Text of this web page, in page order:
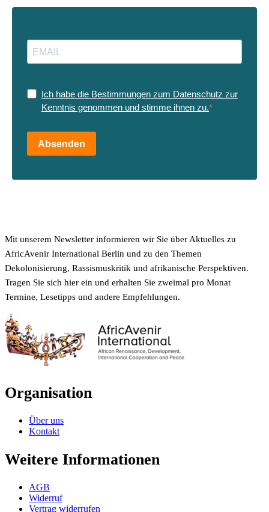
Ich habe die Bestimmungen zum Datenschutz zur
Kenntnis genommen und stimme ihnen zu.
Absenden
Mit unserem Newsletter informieren wir Sie über Aktuelles zu
AfricAvenir International Berlin und zu den Themen
Dekolonisierung, Rassismuskritik und afrikanische Perspektiven.
Tragen Sie sich hier ein und erhalten Sie zweimal pro Monat
Termine, Lesetipps und andere Empfehlungen.
Organisation
Über uns
Kontakt
Weitere Informationen
AGB
Widerruf
Vertrag widerrufen